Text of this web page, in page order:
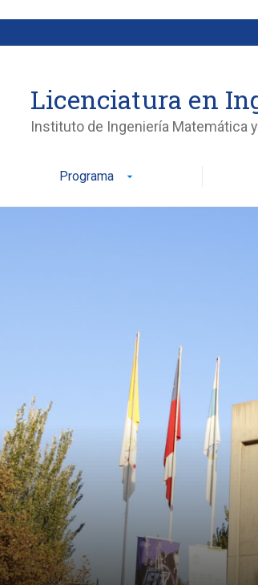
Licenciatura en
Instituto de Ingeniería Matemática
Programa arrow_drop_down